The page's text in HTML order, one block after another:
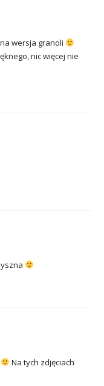
wersja granoli
nic więcej nie
Na tych zdjęciach